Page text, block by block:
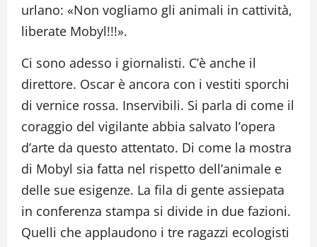
urlano: «Non vogliamo gli animali in cattività,
liberate Mobyl!!!».
Ci sono adesso i giornalisti. C’è anche il
direttore. Oscar è ancora con i vestiti sporchi
di vernice rossa. Inservibili. Si parla di come il
coraggio del vigilante abbia salvato l’opera
d’arte da questo attentato. Di come la mostra
di Mobyl sia fatta nel rispetto dell’animale e
delle sue esigenze. La fila di gente assiepata
in conferenza stampa si divide in due fazioni.
Quelli che applaudono i tre ragazzi ecologisti